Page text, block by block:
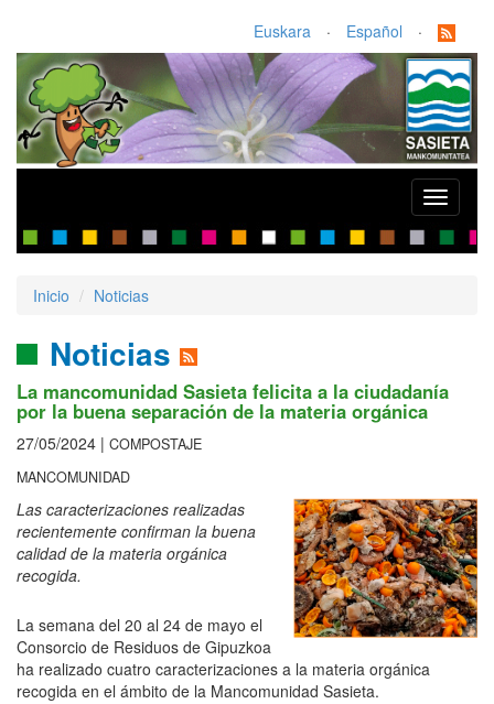
Euskara · Español ·
Toggle
Inicio Noticias
Noticias
La mancomunidad Sasieta felicita a la ciudadanía
por la buena separación de la materia orgánica
27/05/2024 | COMPOSTAJE
MANCOMUNIDAD
Las caracterizaciones realizadas
recientemente confirman la buena
calidad de la materia orgánica
recogida.
La semana del 20 al 24 de mayo el
Consorcio de Residuos de Gipuzkoa
ha realizado cuatro caracterizaciones a la materia orgánica
recogida en el ámbito de la Mancomunidad Sasieta.